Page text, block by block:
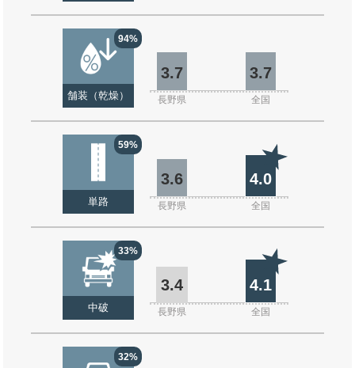
94%
舗装（乾燥）
3.7 3.7
長野県 全国
59%
単路
3.6 4.0
長野県 全国
33%
中破
3.4 4.1
長野県 全国
32%